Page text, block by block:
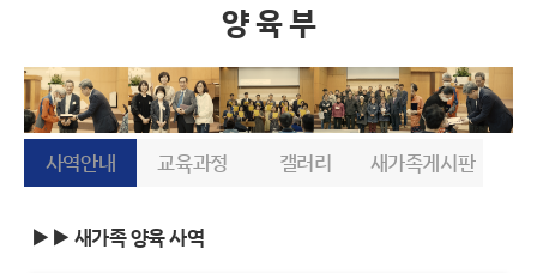
양 육 부
사역안내 교육과정 갤러리 새가족게시판
▶▶ 새가족 양육 사역